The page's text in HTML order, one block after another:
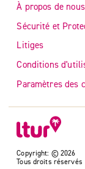
Copyright: © 2026
Tous droits réservés
À propos de nous
Sécurité et
Litiges
Conditions
Paramètres des